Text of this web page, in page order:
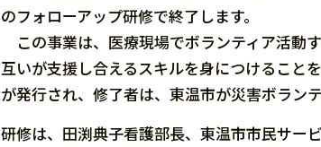
のフォローアップ研修で終了します。
この事業は、医療現場でボランティア活動
互いが支援し合えるスキルを身につけること
が発行され、修了者は、東温市が災害ボラン
研修は、田渕典子看護部長、東温市市民サー